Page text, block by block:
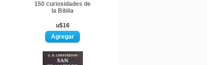
150 curiosidades de
la Biblia
u$16